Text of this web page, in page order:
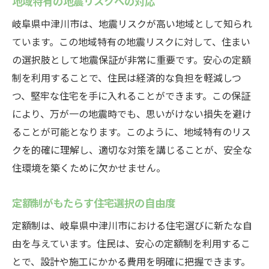
岐阜県中津川市は、地震リスクが高い地域として知られ
ています。この地域特有の地震リスクに対して、住まい
の選択肢として地震保証が非常に重要です。安心の定額
制を利用することで、住民は経済的な負担を軽減しつ
つ、堅牢な住宅を手に入れることができます。この保証
により、万が一の地震時でも、思いがけない損失を避け
ることが可能となります。このように、地域特有のリス
クを的確に理解し、適切な対策を講じることが、安全な
住環境を築くために欠かせません。
定額制がもたらす住宅選択の自由度
定額制は、岐阜県中津川市における住宅選びに新たな自
由を与えています。住民は、安心の定額制を利用するこ
とで、設計や施工にかかる費用を明確に把握できます。